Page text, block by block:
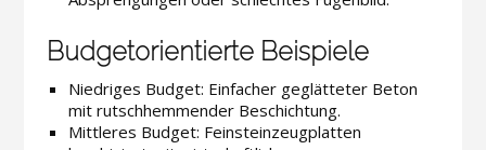
Budgetorientierte Beispiele
Niedriges Budget: Einfacher geglätteter Beton
mit rutschhemmender Beschichtung.
Mittleres Budget: Feinsteinzeugplatten